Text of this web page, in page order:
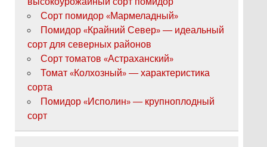
Сорт помидор «Мармеладный»
Помидор «Крайний Север» — идеальный
сорт для северных районов
Сорт томатов «Астраханский»
Томат «Колхозный» — характеристика
сорта
Помидор «Исполин» — крупноплодный
сорт